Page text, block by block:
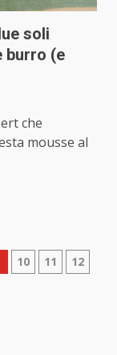
soli
burro (e
che
mousse al
10 11
12